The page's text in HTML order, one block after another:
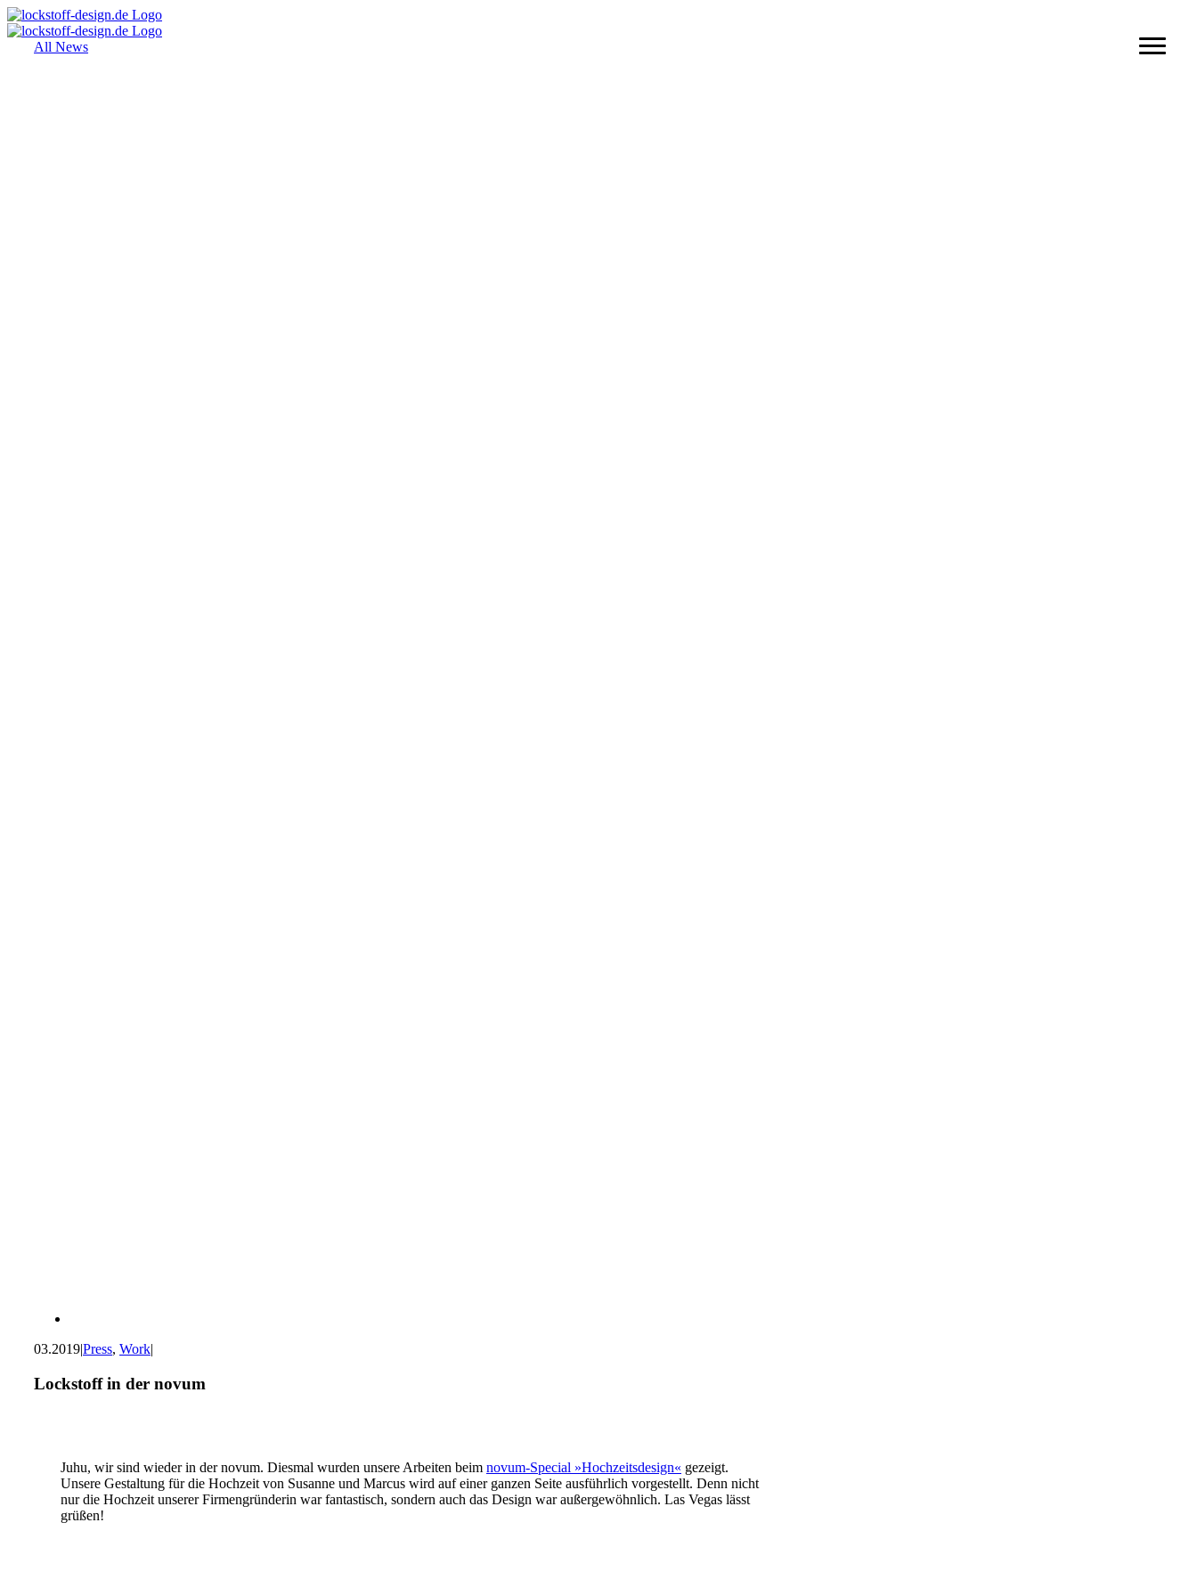
Zum
Inhalt
springenAll News
03.2019|Press, Work|
Lockstoff in der novum
Juhu, wir sind wieder in der novum. Diesmal wurden unsere Arbeiten beim novum-Special »Hochzeitsdesign« gezeigt.
Unsere Gestaltung für die Hochzeit von Susanne und Marcus wird auf einer ganzen Seite ausführlich vorgestellt. Denn nicht
nur die Hochzeit unserer Firmengründerin war fantastisch, sondern auch das Design war außergewöhnlich. Las Vegas lässt
grüßen!